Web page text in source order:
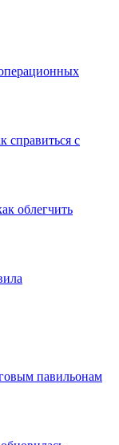
справиться с
облегчить
павильонам